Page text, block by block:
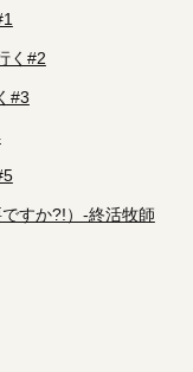
く#2
#3
すか?!）-終活牧師